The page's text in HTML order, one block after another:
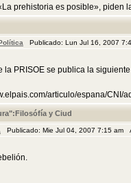
prehistoria es posible», piden
Publicado: Lun Jul 16, 2007
la PRISOE se publica la
articulo/espana/
y Ciud
Publicado: Mie Jul 04, 2007 7:15 am